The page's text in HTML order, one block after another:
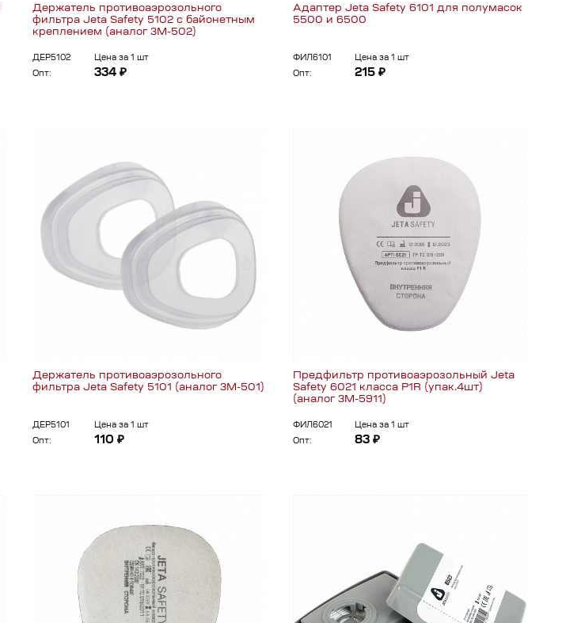
Держатель противоаэрозольного
фильтра Jeta Safety 5102 с байонетным
креплением (аналог 3М-502)
ДЕР5102
Цена за 1 шт
Опт:
334 ₽
Адаптер Jeta Safety 6101 для полумасок
5500 и 6500
ФИЛ6101
Цена за 1 шт
Опт:
215 ₽
Держатель противоаэрозольного
фильтра Jeta Safety 5101 (аналог 3М-501)
ДЕР5101
Цена за 1 шт
Опт:
110 ₽
Предфильтр противоаэрозольный Jeta
Safety 6021 класса P1R (упак.4шт)
(аналог 3М-5911)
ФИЛ6021
Цена за 1 шт
Опт:
83 ₽